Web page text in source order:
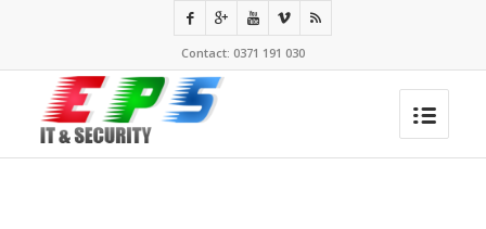
Contact: 0371 191 030